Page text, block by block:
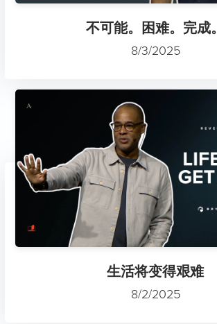
不可能。困难。完成。
8/3/2025
生活将变得艰难
8/2/2025